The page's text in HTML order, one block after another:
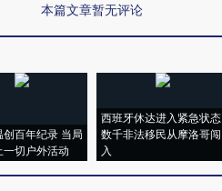
本篇文章暂无评论
创百年纪录 当局
一切户外活动
西班牙休达进入紧急状态
数千非法移民从摩洛哥闯
入